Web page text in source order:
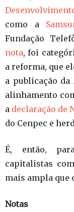
como a
Fundação
nota, foi
a reforma, que
a publicação
alinhamento
a declaração de
do Cenpec e
É, então,
capitalistas
mais ampla que
Notas